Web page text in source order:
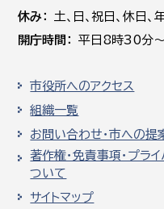
休み
土､日､祝日、休日
開庁時間
平日8時30分
市役所へのアクセス
組織一覧
お問い合わせ・市への提
著作権・免責事項・プラ
ついて
サイトマップ